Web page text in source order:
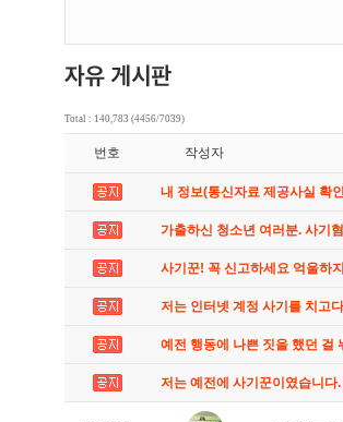
Total : 140,783 (4456/7039)
번호 작성자
내 정보(통신자료 제공사실 확
가출하신 청소년 여러분. 사기
사기꾼! 꼭 신고하세요 억울하
저는 인터넷 계정 사기를 치고
예전 행동에 나쁜 짓을 했던 걸
저는 예전에 사기꾼이였습니다.